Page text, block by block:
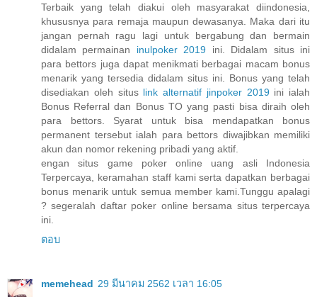
Terbaik yang telah diakui oleh masyarakat diindonesia,
khususnya para remaja maupun dewasanya. Maka dari itu
jangan pernah ragu lagi untuk bergabung dan bermain
didalam permainan inulpoker 2019 ini. Didalam situs ini
para bettors juga dapat menikmati berbagai macam bonus
menarik yang tersedia didalam situs ini. Bonus yang telah
disediakan oleh situs link alternatif jinpoker 2019ini ialah
Bonus Referral dan Bonus TO yang pasti bisa diraih oleh
para bettors. Syarat untuk bisa mendapatkan bonus
permanent tersebut ialah para bettors diwajibkan memiliki
akun dan nomor rekening pribadi yang aktif.
engan situs game poker online uang asli Indonesia
Terpercaya, keramahan staff kami serta dapatkan berbagai
bonus menarik untuk semua member kami.Tunggu apalagi
? segeralah daftar poker online bersama situs terpercaya
ini.
ตอบ
memehead 29 มีนาคม 2562 เวลา 16:05